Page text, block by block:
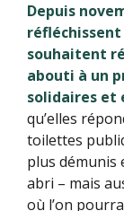
Depuis
réfléchissent
souhaitent
abouti à un
solidaires et
qu’elles
toilettes
plus démunis
abri – mais
où l’on